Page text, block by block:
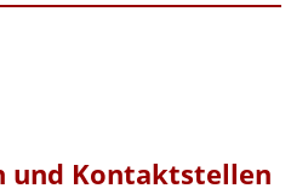
und Kontaktstellen